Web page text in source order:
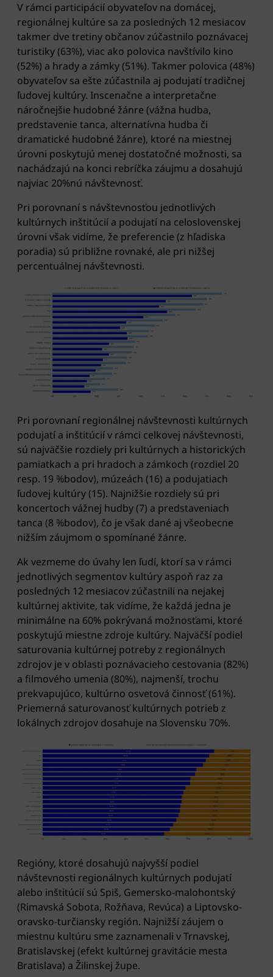
V rámci participácií obyvateľov na domácej,
regionálnej kultúre sa za posledných 12 mesiacov
takmer dve tretiny občanov zúčastnilo poznávacej
turistiky (63%), viac ako polovica navštívilo kino
(52%) a hrady a zámky (51%). Takmer polovica (48%)
obyvateľov sa ešte zúčastnila aj podujatí tradičnej
ľudovej kultúry. Inscenačne a interpretačne
náročnejšie hudobné žánre (vážna hudba,
predstavenie tanca, alternatívna hudba či
dramatické hudobné žánre), ktoré na miestnej
úrovni poskytujú menej dostatočné možnosti, sa
nachádzajú na konci rebríčka záujmu a dosahujú
najviac 20%nú návštevnosť.
Pri porovnaní s návštevnosťou jednotlivých
kultúrnych inštitúcií a podujatí na celoslovenskej
úrovni však vidíme, že preferencie (z hľadiska
poradia) sú približne rovnaké, ale pri nižšej
percentuálnej návštevnosti.
Pri porovnaní regionálnej návštevnosti kultúrnych
podujatí a inštitúcií v rámci celkovej návštevnosti,
sú najväčšie rozdiely pri kultúrnych a historických
pamiatkach a pri hradoch a zámkoch (rozdiel 20
resp. 19 %bodov), múzeách (16) a podujatiach
ľudovej kultúry (15). Najnižšie rozdiely sú pri
koncertoch vážnej hudby (7) a predstaveniach
tanca (8 %bodov), čo je však dané aj všeobecne
nižším záujmom o spomínané žánre.
Ak vezmeme do úvahy len ľudí, ktorí sa v rámci
jednotlivých segmentov kultúry aspoň raz za
posledných 12 mesiacov zúčastnili na nejakej
kultúrnej aktivite, tak vidíme, že každá jedna je
minimálne na 60% pokrývaná možnosťami, ktoré
poskytujú miestne zdroje kultúry. Najväčší podiel
saturovania kultúrnej potreby z regionálnych
zdrojov je v oblasti poznávacieho cestovania (82%)
a filmového umenia (80%), najmenší, trochu
prekvapujúco, kultúrno osvetová činnosť (61%).
Priemerná saturovanosť kultúrnych potrieb z
lokálnych zdrojov dosahuje na Slovensku 70%.
Regióny, ktoré dosahujú najvyšší podiel
návštevnosti regionálnych kultúrnych podujatí
alebo inštitúcií sú Spiš, Gemersko-malohontský
(Rimavská Sobota, Rožňava, Revúca) a Liptovsko-
oravsko-turčiansky región. Najnižší záujem o
miestnu kultúru sme zaznamenali v Trnavskej,
Bratislavskej (efekt kultúrnej gravitácie mesta
Bratislava) a Žilinskej župe.